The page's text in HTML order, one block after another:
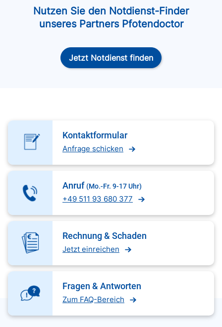
Nutzen Sie den Notdienst-Finder
unseres Partners Pfotendoctor
Jetzt Notdienst finden
Kontaktformular
Anfrage schicken
Anruf (Mo.-Fr. 9-17 Uhr)
+49 511 93 680 377
Rechnung & Schaden
Jetzt einreichen
Fragen & Antworten
Zum FAQ-Bereich